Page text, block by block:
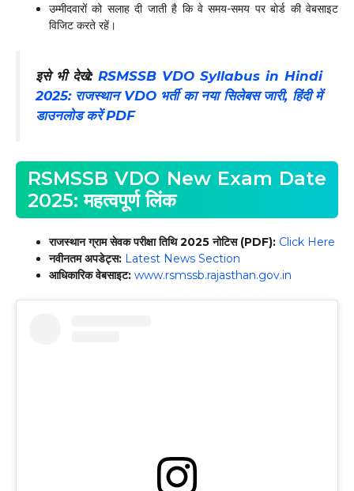
उम्मीदवारों को सलाह दी जाती है कि वे समय-समय पर बोर्ड की वेबसाइट
विजिट करते रहें।
इसे भी देखे: RSMSSB VDO Syllabus in Hindi
2025: राजस्थान VDO भर्ती का नया सिलेबस जारी, हिंदी में
डाउनलोड करें PDF
RSMSSB VDO New Exam Date
2025: महत्वपूर्ण लिंक
राजस्थान ग्राम सेवक परीक्षा तिथि 2025 नोटिस (PDF): Click Here
नवीनतम अपडेट्स: Latest News Section
आधिकारिक वेबसाइट: www.rsmssb.rajasthan.gov.in